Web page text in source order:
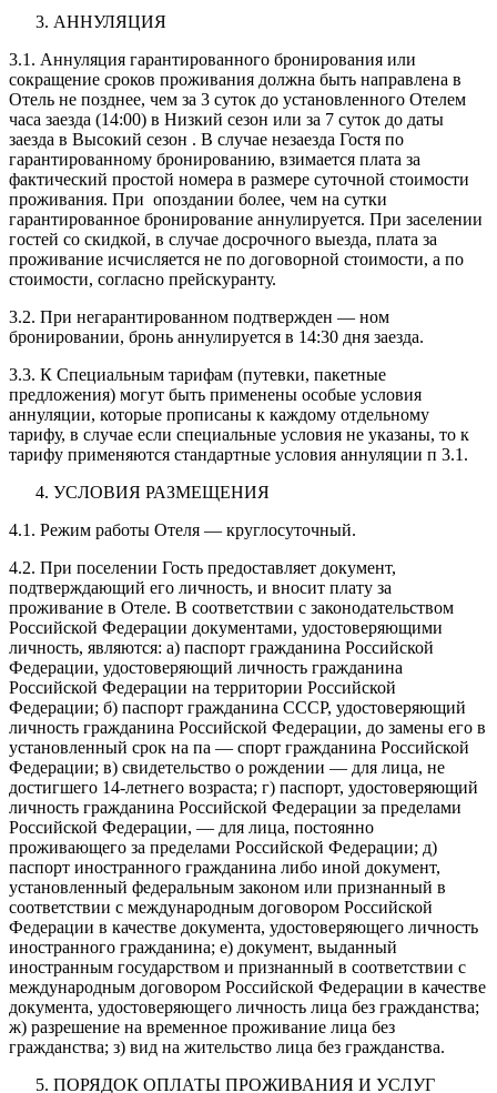
АННУЛЯЦИЯ
3.1. Аннуляция гарантированного бронирования или
сокращение сроков проживания должна быть направлена в
Отель не позднее, чем за 3 суток до установленного Отелем
часа заезда (14:00) в Низкий сезон или за 7 суток до даты
заезда в Высокий сезон . В случае незаезда Гостя по
гарантированному бронированию, взимается плата за
фактический простой номера в размере суточной стоимости
проживания. При опоздании более, чем на сутки
гарантированное бронирование аннулируется. При заселении
гостей со скидкой, в случае досрочного выезда, плата за
проживание исчисляется не по договорной стоимости, а по
стоимости, согласно прейскуранту.
3.2. При негарантированном подтвержден — ном
бронировании, бронь аннулируется в 14:30 дня заезда.
3.3. К Специальным тарифам (путевки, пакетные
предложения) могут быть применены особые условия
аннуляции, которые прописаны к каждому отдельному
тарифу, в случае если специальные условия не указаны, то к
тарифу применяются стандартные условия аннуляции п 3.1.
УСЛОВИЯ РАЗМЕЩЕНИЯ
4.1. Режим работы Отеля — круглосуточный.
4.2. При поселении Гость предоставляет документ,
подтверждающий его личность, и вносит плату за
проживание в Отеле. В соответствии с законодательством
Российской Федерации документами, удостоверяющими
личность, являются: а) паспорт гражданина Российской
Федерации, удостоверяющий личность гражданина
Российской Федерации на территории Российской
Федерации; б) паспорт гражданина СССР, удостоверяющий
личность гражданина Российской Федерации, до замены его в
установленный срок на па — спорт гражданина Российской
Федерации; в) свидетельство о рождении — для лица, не
достигшего 14-летнего возраста; г) паспорт, удостоверяющий
личность гражданина Российской Федерации за пределами
Российской Федерации, — для лица, постоянно
проживающего за пределами Российской Федерации; д)
паспорт иностранного гражданина либо иной документ,
установленный федеральным законом или признанный в
соответствии с международным договором Российской
Федерации в качестве документа, удостоверяющего личность
иностранного гражданина; е) документ, выданный
иностранным государством и признанный в соответствии с
международным договором Российской Федерации в качестве
документа, удостоверяющего личность лица без гражданства;
ж) разрешение на временное проживание лица без
гражданства; з) вид на жительство лица без гражданства.
ПОРЯДОК ОПЛАТЫ ПРОЖИВАНИЯ И УСЛУГ